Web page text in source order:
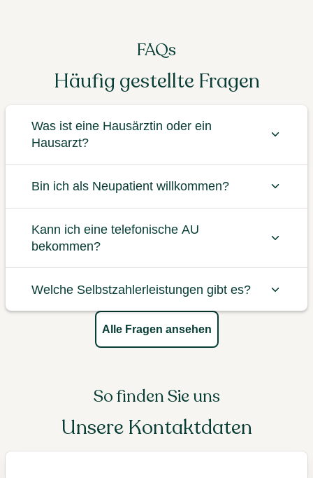
FAQs
Häufig gestellte Fragen
Was ist eine Hausärztin oder ein
Hausarzt?
Bin ich als Neupatient willkommen?
Kann ich eine telefonische AU
bekommen?
Welche Selbstzahlerleistungen gibt es?
Alle Fragen ansehen
So finden Sie uns
Unsere Kontaktdaten